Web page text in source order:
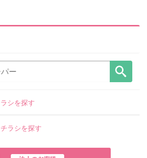
シを探す
ラシを探す